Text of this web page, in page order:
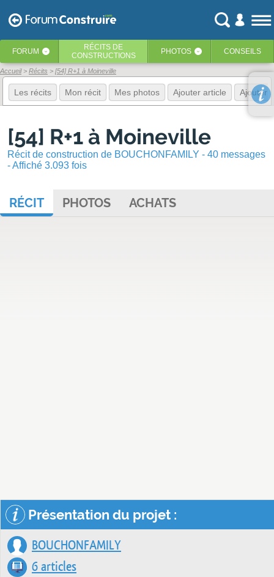
FORUM ‹ RÉCITS DE
CONSTRUCTIONS
PHOTOS ‹ CONSEILS
Accueil Récits [54] R+1 à Moineville
Les récits Mon récit Mes photos Ajouter article Ajouter
[54] R+1 à Moineville
Récit de construction de BOUCHONFAMILY - 40 messages
- Affiché 3.093 fois
RÉCIT PHOTOS ACHATS
Présentation du projet :
BOUCHONFAMILY
6 articles